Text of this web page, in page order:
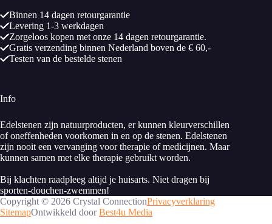
Binnen 14 dagen retourgarantie
Levering 1-3 werkdagen
Zorgeloos kopen met onze 14 dagen retourgarantie.
Gratis verzending binnen Nederland boven de € 60,-
Testen van de bestelde stenen
Info
Edelstenen zijn natuurproducten, er kunnen kleurverschillen
of oneffenheden voorkomen in en op de stenen. Edelstenen
zijn nooit een vervanging voor therapie of medicijnen. Maar
kunnen samen met elke therapie gebruikt worden.
Bij klachten raadpleeg altijd je huisarts. Niet dragen bij
sporten-douchen-zwemmen!
Copyright © 2026 Crystal ConnectionPrivacyverklaring
SitemapOntwikkeld doorBest4u Media